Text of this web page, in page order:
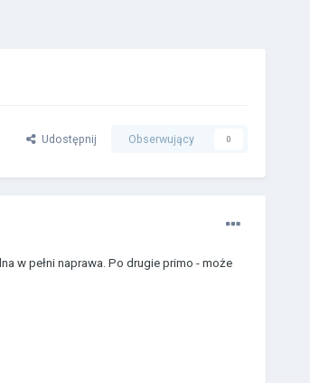
Udostępnij Obserwujący 0
w pełni naprawa. Po drugie primo - może